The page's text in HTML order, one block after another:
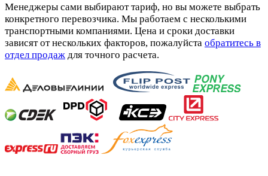
Менеджеры сами выбирают тариф, но вы можете выбрать
конкретного перевозчика. Мы работаем с несколькими
транспортными компаниями. Цена и сроки доставки
зависят от нескольких факторов, пожалуйста обратитесь в
отдел продаж для точного расчета.